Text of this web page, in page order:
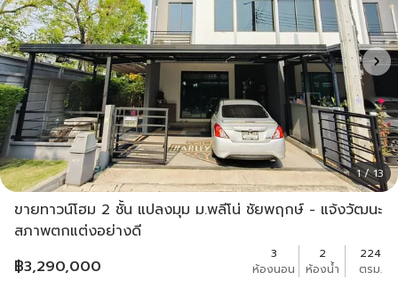
1 / 13
ขายทาวน์โฮม 2 ชั้น แปลงมุม ม.พลีโน่ ชัยพฤกษ์ - แจ้งวัฒนะ
สภาพตกแต่งอย่างดี
฿3,290,000
3
ห้องนอน
2
ห้องน้ำ
224
ตรม.